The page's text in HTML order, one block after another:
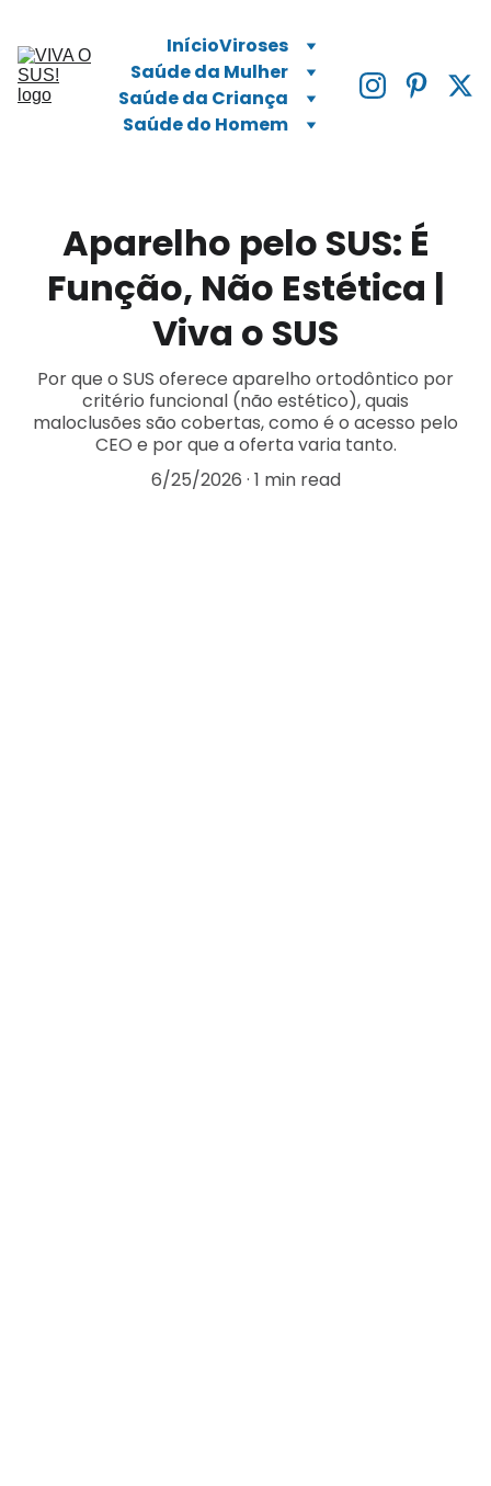
InícioViroses
Saúde da Mulher
Saúde da Criança
Saúde do Homem
Aparelho pelo SUS: É
Função, Não Estética |
Viva o SUS
Por que o SUS oferece aparelho ortodôntico por
critério funcional (não estético), quais
maloclusões são cobertas, como é o acesso pelo
CEO e por que a oferta varia tanto.
6/25/2026 1 min read